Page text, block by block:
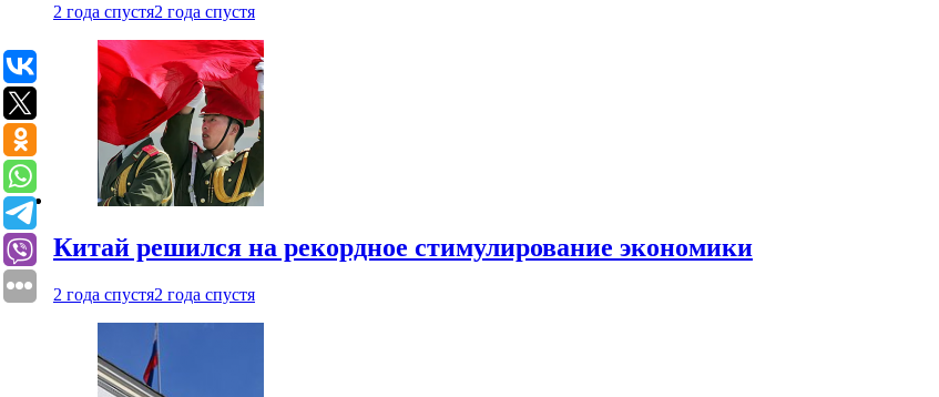
2 года спустя2 года спустя
Китай решился на рекордное стимулирование экономики
2 года спустя2 года спустя